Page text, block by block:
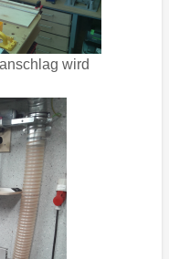
wird